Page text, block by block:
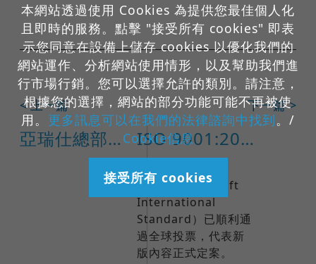
< 上一篇 下一篇 >
亞瑞仕總部辦公室尾牙照片 ISO 9001:2026 正式發布日期確定！企業品質管理迎向全新里程碑
ISO 9001:2026
FDIS（Final Draft
International
Standard）已順利通
過全球投票，代表新
版內容正式定案。
本網站透過使用 Cookies 為提供您最佳個人化
且即時的服務。點擊 "接受所有 cookies" 即表
示您同意在設備上儲存 cookies 以優化我們的
網站運作、分析網站使用情形，以及幫助我們進
行市場行銷。您可以選擇允許的類別。請注意，
根據您的選擇，網站的部分功能可能不再被使
用。 更多訊息可以在我們的法律諮詢中找到。/
Cookie信息
接受所有 cookies